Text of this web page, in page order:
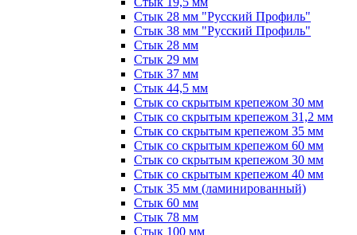
Стык 28 мм "Русский Профиль"
Стык 38 мм "Русский Профиль"
Стык 28 мм
Стык 29 мм
Стык 37 мм
Стык 44,5 мм
Стык со скрытым крепежом 30 мм
Стык со скрытым крепежом 31,2 мм
Стык со скрытым крепежом 35 мм
Стык со скрытым крепежом 60 мм
Стык со скрытым крепежом 30 мм
Стык со скрытым крепежом 40 мм
Стык 35 мм (ламинированный)
Стык 60 мм
Стык 78 мм
Стык 100 мм